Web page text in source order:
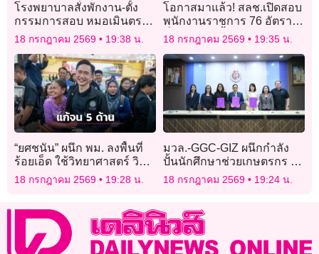
โรงพยาบาลสั่งพักงาน-ตั้ง
กรรมการสอบ หมอเมินตรวจ
หัวใจผู้ป่วยสุดท้ายเสียชีวิต
18 กรกฎาคม 2569 19:38 น.
โอกาสมาแล้ว! สลช.เปิดสอบ
พนักงานราชการ 76 อัตรา
ทั่วประเทศ ย้ำโปร่งใส
18 กรกฎาคม 2569 19:35 น.
“ยศชนัน” ผนึก พม. ลงพื้นที่
ร้อยเอ็ด ใช้วิทยาศาสตร์ วิจัย
และนวัตกรรม พาคนจนพ้น
ความยากจนสำเร็จ
18 กรกฎาคม 2569 19:28 น.
มวล.-GGC-GIZ ผนึกกำลัง
ปั้นนักศึกษาช่วยเกษตรกร ยก
ระดับปาล์มไทยสู่ ‘คาร์บอน
18 กรกฎาคม 2569 19:24 น.